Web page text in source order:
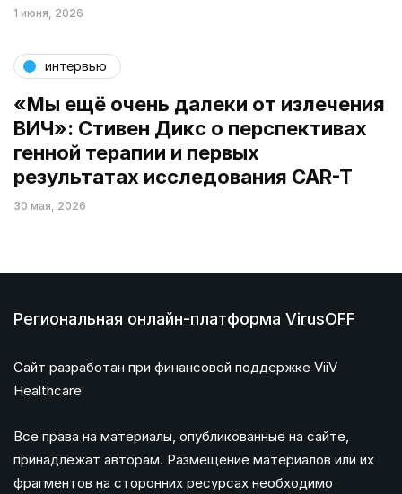
1 июня, 2026
интервью
«Мы ещё очень далеки от излечения
ВИЧ»: Стивен Дикс о перспективах
генной терапии и первых
результатах исследования CAR-T
30 мая, 2026
Региональная онлайн-платформа VirusOFF
Сайт разработан при финансовой поддержке ViiV
Healthcare
Все права на материалы, опубликованные на сайте,
принадлежат авторам. Размещение материалов или их
фрагментов на сторонних ресурсах необходимо